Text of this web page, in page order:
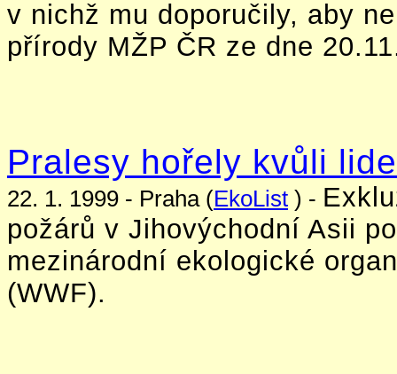
v nichž mu doporučily, aby
přírody MŽP ČR ze dne
Pralesy hořely kvůli
22. 1. 1999 - Praha (EkoList ) -
požárů v Jihovýchodní Asii
mezinárodní ekologické
(WWF).